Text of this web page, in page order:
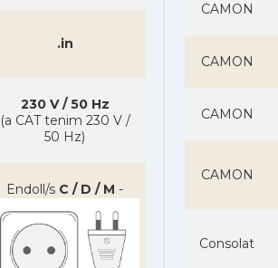
.in
230 V / 50 Hz
(a CAT tenim 230 V /
50 Hz)
Endoll/s C / D / M -
CAMON
CAMON
CAMON
CAMON
Consolat